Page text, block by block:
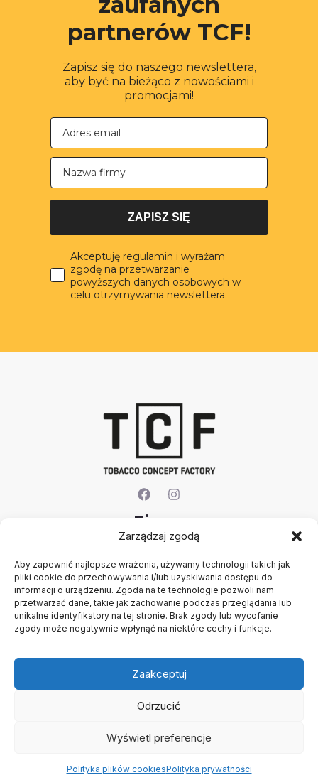
Zarządzaj zgodą
Aby zapewnić najlepsze wrażenia, używamy technologii takich jak
pliki cookie do przechowywania i/lub uzyskiwania dostępu do
informacji o urządzeniu. Zgoda na te technologie pozwoli nam
przetwarzać dane, takie jak zachowanie podczas przeglądania lub
unikalne identyfikatory na tej stronie. Brak zgody lub wycofanie
zgody może negatywnie wpłynąć na niektóre cechy i funkcje.
Zaakceptuj
Odrzucić
Wyświetl preferencje
Polityka plików cookiesPolityka prywatności
partnerów TCF!
Zapisz się do naszego newslettera,
aby być na bieżąco z nowościami i
promocjami!
Nazwa firmy
ZAPISZ SIĘ
Akceptuję regulamin i wyrażam
zgodę na przetwarzanie
powyższych danych osobowych w
celu otrzymywania newslettera.
Firma
Kontakt
Rejestracja firmy
Polityka prywatności
Konto
Regulamin
Copyright © 2026 B2B - Panel Hurtowy - TCF - Tobacco